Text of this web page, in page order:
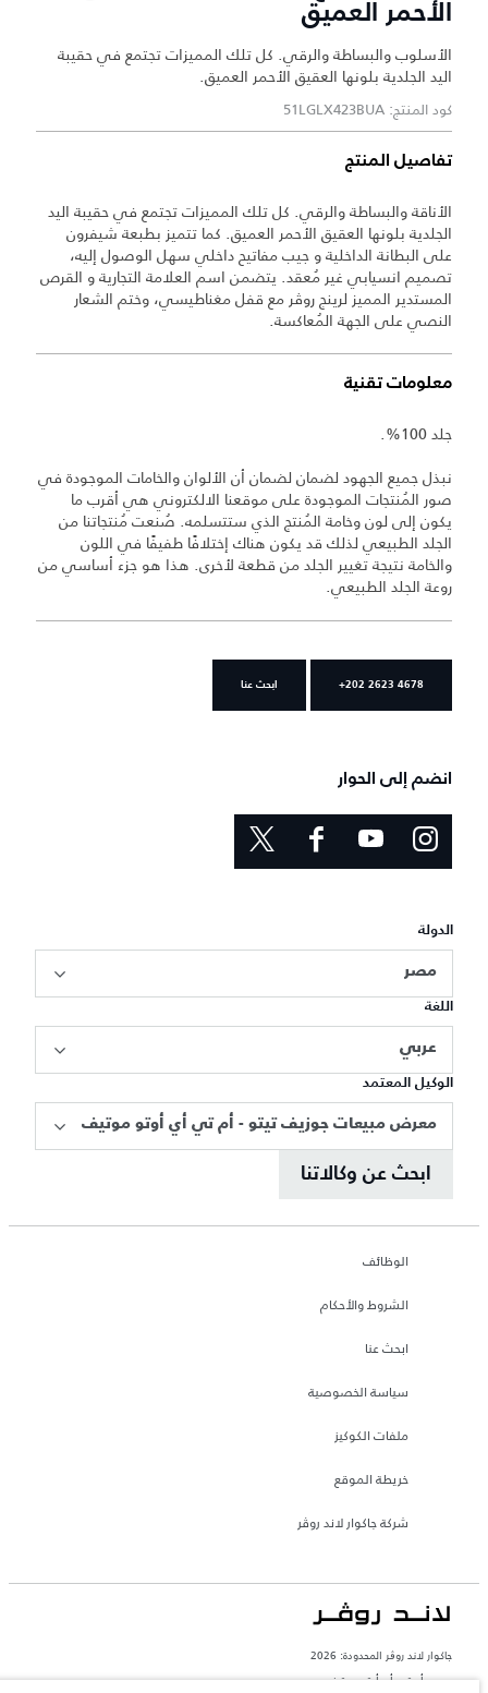
الأحمر العميق
الأسلوب والبساطة والرقي. كل تلك المميزات تجتمع في حقيبة
اليد الجلدية بلونها العقيق الأحمر العميق.
كود المنتج: 51LGLX423BUA
تفاصيل المنتج
الأناقة والبساطة والرقي. كل تلك المميزات تجتمع في حقيبة اليد
الجلدية بلونها العقيق الأحمر العميق. كما تتميز بطبعة شيفرون
على البطانة الداخلية و جيب مفاتيح داخلي سهل الوصول إليه،
تصميم انسيابي غير مُعقد. يتضمن اسم العلامة التجارية و القرص
المستدير المميز لرينج روڤر مع قفل مغناطيسي، وختم الشعار
النصي على الجهة المُعاكسة.
معلومات تقنية
جلد 100%.
نبذل جميع الجهود لضمان لضمان أن الألوان والخامات الموجودة في
صور المُنتجات الموجودة على موقعنا الالكتروني هي أقرب ما
يكون إلى لون وخامة المُنتج الذي ستتسلمه. صُنعت مُنتجاتنا من
الجلد الطبيعي لذلك قد يكون هناك إختلافًا طفيفًا في اللون
والخامة نتيجة تغيير الجلد من قطعة لأخرى. هذا هو جزء أساسي من
روعة الجلد الطبيعي.
+202 2623 4678 ابحث عنا
انضم إلى الحوار
الدولة
مصر
اللغة
عربي
الوكيل المعتمد
معرض مبيعات جوزيف تيتو - أم تي أي أوتو موتيف
ابحث عن وكالاتنا
الوظائف
الشروط والأحكام
ابحث عنا
سياسة الخصوصية
ملفات الكوكيز
خريطة الموقع
شركة جاكوار لاند روڤر
جاكوار لاند روڨر المحدودة: 2026
مصر, أم تي أي أوتو موتيف